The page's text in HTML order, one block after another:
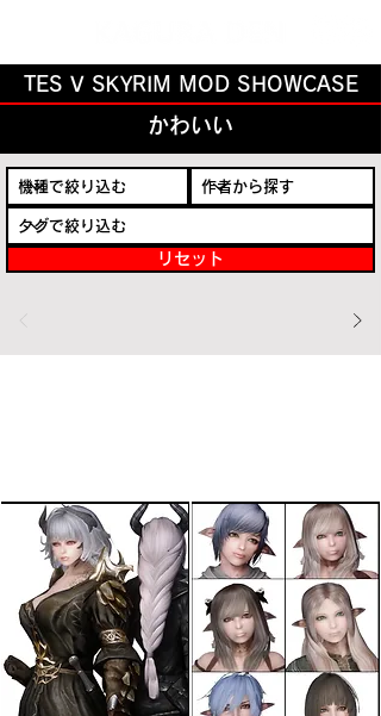
TES V SKYRIM MOD SHOWCASE
かわいい
リセット